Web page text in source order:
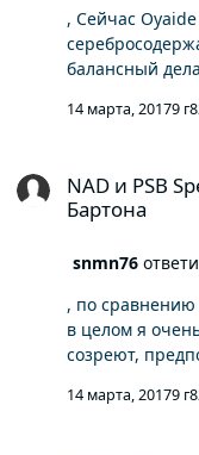
, Сейчас
балансный
14 марта, 20179 г
NAD и PSB
Бартона
snmn76
, по сравнению
в целом я
созреют,
14 марта, 20179 г